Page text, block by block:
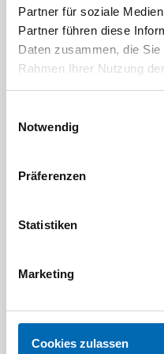
Partner für soziale
Partner führen diese
Daten zusammen, die
Rahmen Ihrer Nutzung
Notwendig
Präferenzen
Statistiken
Marketing
Cookies zulassen
Renz
Klingelknopf Grothe
Lichttaster